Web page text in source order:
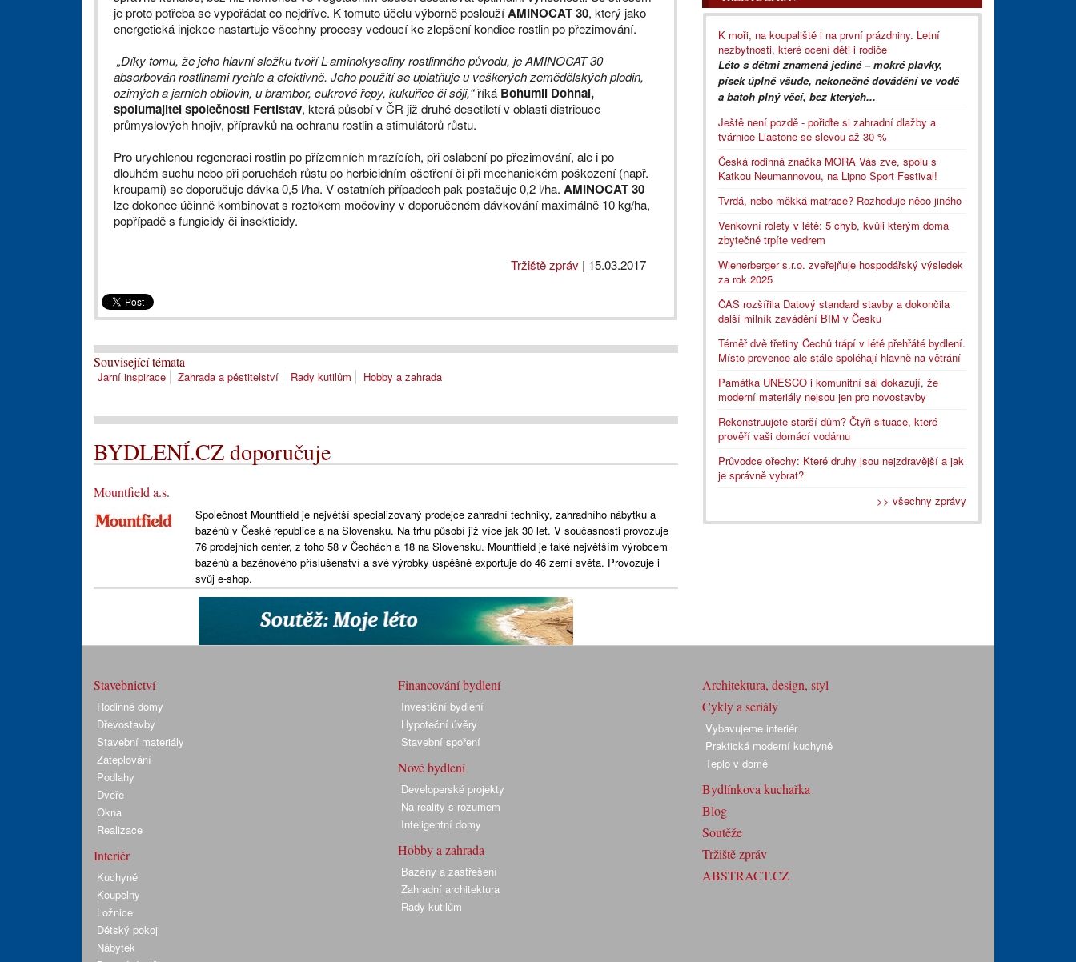
je proto potřeba se vypořádat co nejdříve. K tomuto účelu výborně posloužíAMINOCAT 30, který jako
energetická injekce nastartuje všechny procesy vedoucí ke zlepšení kondice rostlin po přezimování.
„Díky tomu, že jeho hlavní složku tvoří L-aminokyseliny rostlinného původu, je AMINOCAT 30
absorbován rostlinami rychle a efektivně. Jeho použití se uplatňuje u veškerých zemědělských plodin,
ozimých a jarních obilovin, u brambor, cukrové řepy, kukuřice či sóji,“říká Bohumil Dohnal,
spolumajitel společnosti Fertistav, která působí v ČR již druhé desetiletí v oblasti distribuce
průmyslových hnojiv, přípravků na ochranu rostlin a stimulátorů růstu.
Pro urychlenou regeneraci rostlin po přízemních mrazících, při oslabení po přezimování, ale i po
dlouhém suchu nebo při poruchách růstu po herbicidním ošetření či při mechanickém poškození (např.
kroupami) se doporučuje dávka 0,5 l/ha. V ostatních případech pak postačuje 0,2 l/ha. AMINOCAT 30
lze dokonce účinně kombinovat s roztokem močoviny v doporučeném dávkování maximálně 10 kg/ha,
popřípadě s fungicidy či insekticidy.
Tržiště zpráv | 15.03.2017
Související témata
Jarní inspirace Zahrada a pěstitelství Rady kutilům Hobby a zahrada
BYDLENÍ.CZ doporučuje
Mountfield a.s.
Společnost Mountfield je největší specializovaný prodejce zahradní techniky, zahradního nábytku a
bazénů v České republice a na Slovensku. Na trhu působí již více jak 30 let. V současnosti provozuje
76 prodejních center, z toho 58 v Čechách a 18 na Slovensku. Mountfield je také největším výrobcem
bazénů a bazénového příslušenství a své výrobky úspěšně exportuje do 46 zemí světa. Provozuje i
svůj e-shop.
K moři, na koupaliště i na první prázdniny. Letní
nezbytnosti, které ocení děti i rodiče
Léto s dětmi znamená jediné – mokré plavky,
písek úplně všude, nekonečné dovádění ve vodě
a batoh plný věcí, bez kterých...
Ještě není pozdě - pořiďte si zahradní dlažby a
tvárnice Liastone se slevou až 30 %
Česká rodinná značka MORA Vás zve, spolu s
Katkou Neumannovou, na Lipno Sport Festival!
Tvrdá, nebo měkká matrace? Rozhoduje něco jiného
Venkovní rolety v létě: 5 chyb, kvůli kterým doma
zbytečně trpíte vedrem
Wienerberger s.r.o. zveřejňuje hospodářský výsledek
za rok 2025
ČAS rozšířila Datový standard stavby a dokončila
další milník zavádění BIM v Česku
Téměř dvě třetiny Čechů trápí v létě přehřáté bydlení.
Místo prevence ale stále spoléhají hlavně na větrání
Památka UNESCO i komunitní sál dokazují, že
moderní materiály nejsou jen pro novostavby
Rekonstruujete starší dům? Čtyři situace, které
prověří vaši domácí vodárnu
Průvodce ořechy: Které druhy jsou nejzdravější a jak
je správně vybrat?
>> všechny zprávy
Stavebnictví
Rodinné domy
Dřevostavby
Stavební materiály
Zateplování
Podlahy
Dveře
Okna
Realizace
Interiér
Kuchyně
Koupelny
Ložnice
Dětský pokoj
Nábytek
Financování bydlení
Investiční bydlení
Hypoteční úvěry
Stavební spoření
Nové bydlení
Developerské projekty
Na reality s rozumem
Inteligentní domy
Hobby a zahrada
Bazény a zastřešení
Zahradní architektura
Rady kutilům
Architektura, design, styl
Cykly a seriály
Vybavujeme interiér
Praktická moderní kuchyně
Teplo v domě
Bydlínkova kuchařka
Blog
Soutěže
Tržiště zpráv
ABSTRACT.CZ